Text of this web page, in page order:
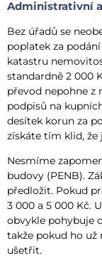
Administrativní
Bez úřadů se
poplatek za
katastru
standardně 2 000
převod nepohne z
podpisů na
desítek korun za
získáte tím klid, že
Nesmíme
budovy (PENB).
předložit. Pokud
3 000 a 5 000 Kč.
obvykle pohybuje
takže pokud ho už
ušetřit.